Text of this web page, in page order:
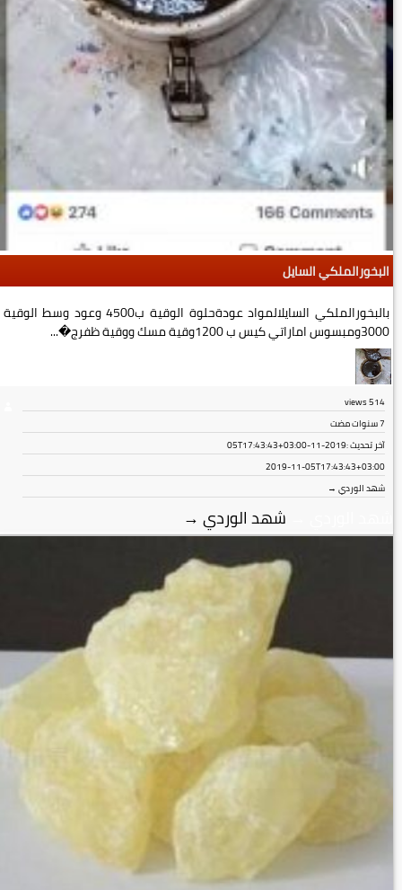
البخورالملكي السايل
بالبخورالملكي السايلالمواد عودةحلوة الوقية ب4500 وعود وسط الوقية
3000ومبسوس اماراتي كيس ب 1200وقية مسك ووقية ظفرج�...
514
views
7 سنوات مضت
آخر تحديث :2019-11-05T17:43:43+03:00
2019-11-05T17:43:43+03:00
شهد الوردي →
شهد الوردي →